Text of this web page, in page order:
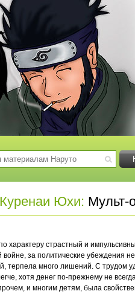
Юхи: Мульт-
характеру страстный и
войне, за политические убеждения
терпела много лишений. С трудом
хотя денег по-прежнему не
и многим детям, была